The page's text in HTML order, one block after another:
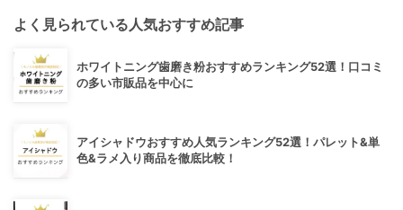
よく見られている人気おすすめ記事
ホワイトニング歯磨き粉おすすめランキング52選！口コミ
の多い市販品を中心に
アイシャドウおすすめ人気ランキング52選！パレット&単
色&ラメ入り商品を徹底比較！